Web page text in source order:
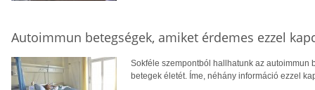
Autoimmun betegségek, amiket érdemes ezzel
Sokféle szempontból hallhatunk az autoimmun
betegek életét. Íme, néhány információ ezzel